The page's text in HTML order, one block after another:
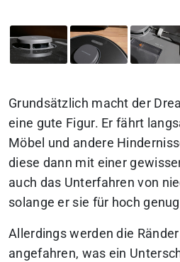
Grundsätzlich macht der
eine gute Figur. Er fährt
Möbel und andere
diese dann mit einer
auch das Unterfahren von
solange er sie für hoch
Allerdings werden die
angefahren, was ein